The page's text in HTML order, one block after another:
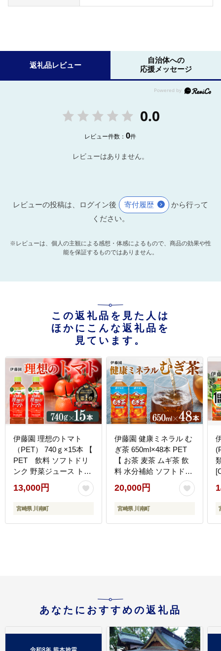
返礼品レビュー
自治体への
応援メッセージ
0.0
レビュー件数：0件
レビューはありません。
レビューの投稿は、ログイン後 寄付履歴
から行って
ください。
※レビューは、個人の主観による感想・体感によるもので、商品の効果や性
能を保証するものではありません。
この返礼品を見た人は
ほかにこんな返礼品を
見ています。
伊藤園 理想のトマト
（PET） 740ｇ×15本 【
PET 飲料 ソフトドリ
ンク 野菜ジュース トマ
トジュース ペットボト
ル 健康 ヘルシー 】
[C07382]
13,000円
宮崎県 川南町
伊藤園 健康ミネラル む
ぎ茶 650ml×48本 PET
【 お茶 麦茶 ムギ茶 飲
料 水分補給 ソフトドリ
ンク ペットボトル カフ
ェインゼロ カロリーゼ
ロ 】 宮崎県 川南町
20,000円
宮崎県 川南町
あなたにおすすめの返礼品